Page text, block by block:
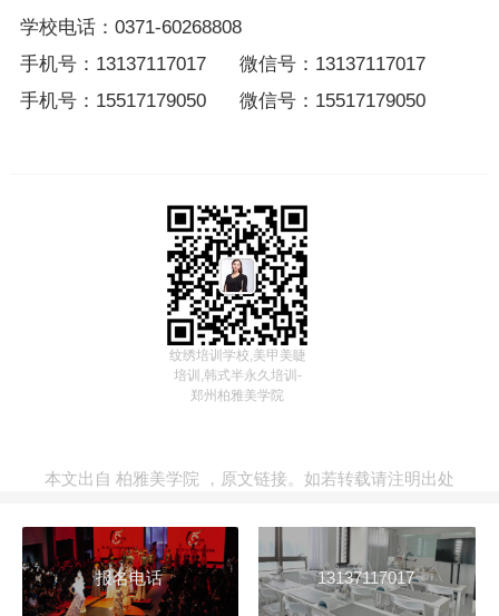
学校电话：0371-60268808
手机号：13137117017 微信号：13137117017
手机号：15517179050 微信号：15517179050
纹绣培训学校,美甲美睫
培训,韩式半永久培训-
郑州柏雅美学院
本文出自 柏雅美学院， 原文链接。如若转载请注明出处
报名电话 13137117017